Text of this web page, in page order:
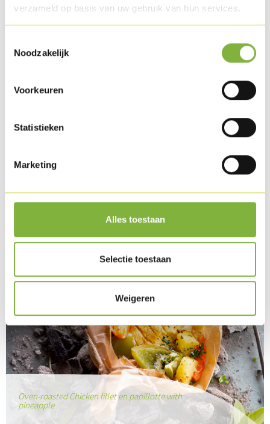
verzameld op basis van uw gebruik van hun services.
Noodzakelijk
Voorkeuren
Statistieken
Marketing
Alles toestaan
Selectie toestaan
Weigeren
Oven-roasted Chicken fillet en papillotte with
pineapple